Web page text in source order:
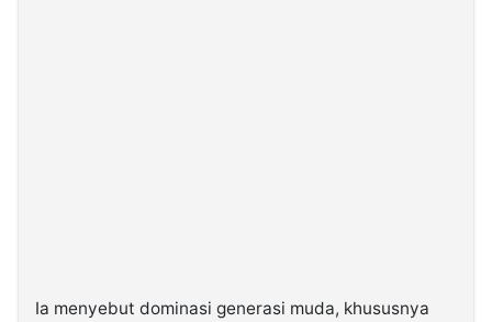
Ia menyebut dominasi generasi muda, khususnya